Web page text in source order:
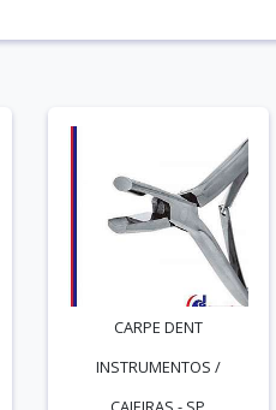
CARPE DENT
INSTRUMENTOS /